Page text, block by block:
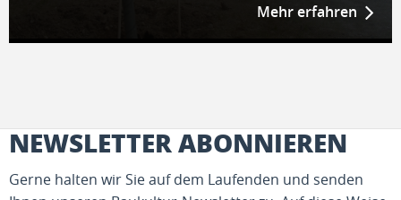
Mehr erfahren
NEWSLETTER ABONNIEREN
Gerne halten wir Sie auf dem Laufenden und senden